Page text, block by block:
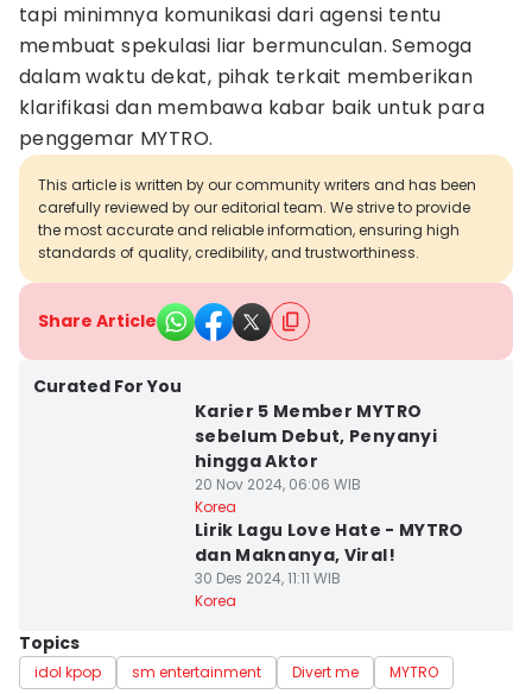
tapi minimnya komunikasi dari agensi tentu
membuat spekulasi liar bermunculan. Semoga
dalam waktu dekat, pihak terkait memberikan
klarifikasi dan membawa kabar baik untuk para
penggemar MYTRO.
This article is written by our community writers and has been
carefully reviewed by our editorial team. We strive to provide
the most accurate and reliable information, ensuring high
standards of quality, credibility, and trustworthiness.
Share Article
Curated For You
Karier 5 Member MYTRO
sebelum Debut, Penyanyi
hingga Aktor
20 Nov 2024, 06:06 WIB
Korea
Lirik Lagu Love Hate - MYTRO
dan Maknanya, Viral!
30 Des 2024, 11:11 WIB
Korea
Topics
idol kpop sm entertainment Divert me MYTRO